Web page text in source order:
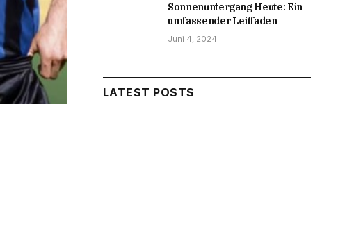
Sonnenuntergang Heute: Ein
umfassender Leitfaden
Juni 4, 2024
LATEST POSTS